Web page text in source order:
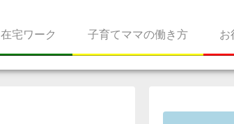
在宅ワーク 子育てママの働き方 お